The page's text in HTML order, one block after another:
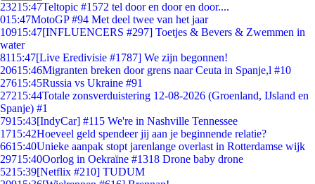
23215:47Teltopic #1572 tel door en door en door....
015:47MotoGP #94 Met deel twee van het jaar
10915:47[INFLUENCERS #297] Toetjes & Bevers & Zwemmen in
water
8115:47[Live Eredivisie #1787] We zijn begonnen!
20615:46Migranten breken door grens naar Ceuta in Spanje,l #10
27615:45Russia vs Ukraine #91
27215:44Totale zonsverduistering 12-08-2026 (Groenland, IJsland en
Spanje) #1
7915:43[IndyCar] #115 We're in Nashville Tennessee
1715:42Hoeveel geld spendeer jij aan je beginnende relatie?
6615:40Unieke aanpak stopt jarenlange overlast in Rotterdamse wijk
29715:40Oorlog in Oekraïne #1318 Drone baby drone
5215:39[Netflix #210] TUDUM